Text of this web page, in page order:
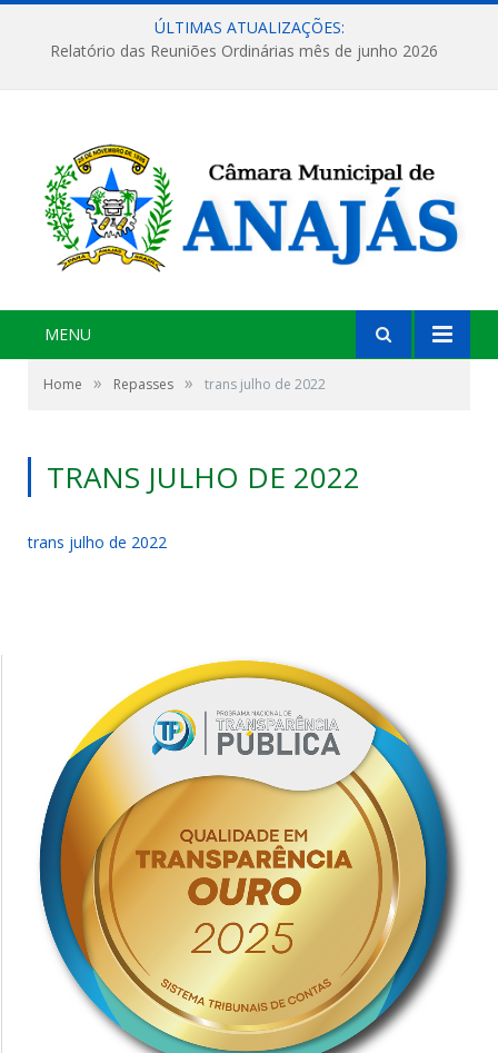
ÚLTIMAS ATUALIZAÇÕES:
Relatório das Reuniões Ordinárias mês de junho 2026
MENU
Home » Repasses » trans julho de 2022
TRANS JULHO DE 2022
trans julho de 2022